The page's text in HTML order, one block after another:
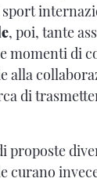
, poi, tante
momenti di
alla
di
proposte
curano